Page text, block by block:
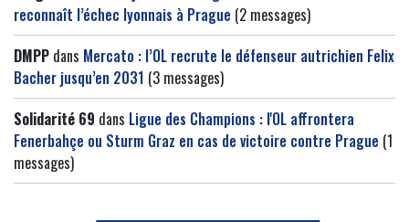
reconnaît l’échec lyonnais à Prague (2 messages)
DMPP dans Mercato : l’OL recrute le défenseur autrichien Felix
Bacher jusqu’en 2031 (3 messages)
Solidarité 69 dans Ligue des Champions : l'OL affrontera
Fenerbahçe ou Sturm Graz en cas de victoire contre Prague (1
messages)